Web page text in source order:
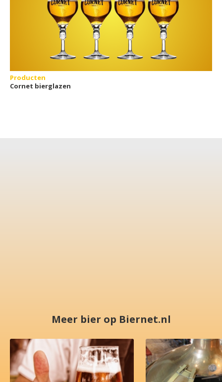
Producten
Cornet bierglazen
Meer bier op Biernet.nl